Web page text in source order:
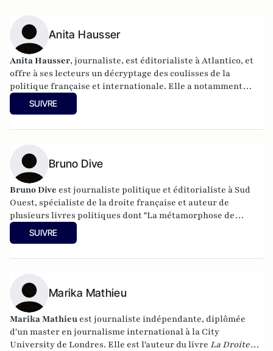
Anita Hausser
Anita Hausser, journaliste, est éditorialiste à Atlantico, et
offre à ses lecteurs un décryptage des coulisses de la
politique française et internationale. Elle a notamment
publiéSarkozy, itinéraire d'une ambition
l'Archipel, 2003). Elle a également réalisé les documentaires
SUIVRE
Bruno Dive
Bruno Dive est journaliste politique et éditorialiste à Sud
Ouest, spécialiste de la droite française et auteur de
plusieurs livres politiques dont "La métamorphose de
Nicolas Sarkozy" (Jacob-Duvernet) en 2012 et "Au coeur du
pouvoir : l'exécutif face aux attentats" (Plon) en 2016. Il a
SUIVRE
Marika Mathieu
Marika Mathieu est journaliste indépendante, diplômée
d'un master en journalisme international à la City
University de Londres. Elle est l'auteur du livre La Droite